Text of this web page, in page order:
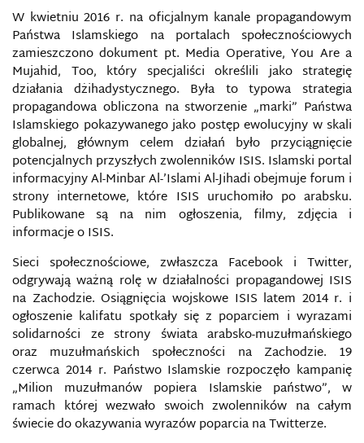
W kwietniu 2016 r. na oficjalnym kanale propagandowym
Państwa Islamskiego na portalach społecznościowych
zamieszczono dokument pt. Media Operative, You Are a
Mujahid, Too, który specjaliści określili jako strategię
działania dżihadystycznego. Była to typowa strategia
propagandowa obliczona na stworzenie „marki” Państwa
Islamskiego pokazywanego jako postęp ewolucyjny w skali
globalnej, głównym celem działań było przyciągnięcie
potencjalnych przyszłych zwolenników ISIS. Islamski portal
informacyjny Al-Minbar Al-’Islami Al-Jihadi obejmuje forum i
strony internetowe, które ISIS uruchomiło po arabsku.
Publikowane są na nim ogłoszenia, filmy, zdjęcia i
informacje o ISIS.
Sieci społecznościowe, zwłaszcza Facebook i Twitter,
odgrywają ważną rolę w działalności propagandowej ISIS
na Zachodzie. Osiągnięcia wojskowe ISIS latem 2014 r. i
ogłoszenie kalifatu spotkały się z poparciem i wyrazami
solidarności ze strony świata arabsko-muzułmańskiego
oraz muzułmańskich społeczności na Zachodzie. 19
czerwca 2014 r. Państwo Islamskie rozpoczęło kampanię
„Milion muzułmanów popiera Islamskie państwo”, w
ramach której wezwało swoich zwolenników na całym
świecie do okazywania wyrazów poparcia na Twitterze.
POSTPRAWDA
POTENCJAŁ SIŁY PAŃSTWA
PRAWNA OCHRONA DZIENNIKARSKICH ŹRÓDEŁ
INFORMACJI
PRAWNE ASPEKTY ZWALCZANIA
CYBERPRZESTĘPCZOŚCI W POLSCE
PRAWNE PODSTAWY FUNKCJONOWANIA MEDIÓW
W POLSCE I W UE
PRAWO DO INFORMACJI
PROCESY INFORMACYJNE
PROFILAKTYKA BEZPIECZEŃSTWA
INFORMACYJNEGO
PROGRAMY MASOWEJ INWIGILACJI